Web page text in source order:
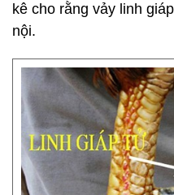
kê cho rằng vảy linh
nội.